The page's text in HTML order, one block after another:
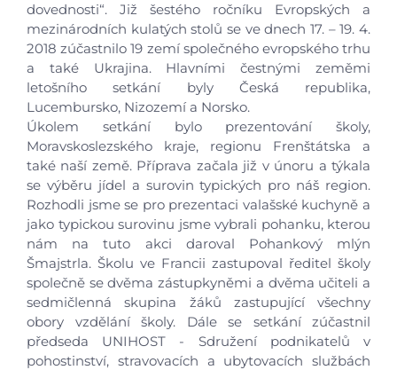
dovednosti“. Již šestého ročníku Evropských a
mezinárodních kulatých stolů se ve dnech 17. – 19. 4.
2018 zúčastnilo 19 zemí společného evropského trhu
a také Ukrajina. Hlavními čestnými zeměmi
letošního setkání byly Česká republika,
Lucembursko, Nizozemí a Norsko.
Úkolem setkání bylo prezentování školy,
Moravskoslezského kraje, regionu Frenštátska a
také naší země. Příprava začala již v únoru a týkala
se výběru jídel a surovin typických pro náš region.
Rozhodli jsme se pro prezentaci valašské kuchyně a
jako typickou surovinu jsme vybrali pohanku, kterou
nám na tuto akci daroval Pohankový mlýn
Šmajstrla. Školu ve Francii zastupoval ředitel školy
společně se dvěma zástupkyněmi a dvěma učiteli a
sedmičlenná skupina žáků zastupující všechny
obory vzdělání školy. Dále se setkání zúčastnil
předseda UNIHOST - Sdružení podnikatelů v
pohostinství, stravovacích a ubytovacích službách